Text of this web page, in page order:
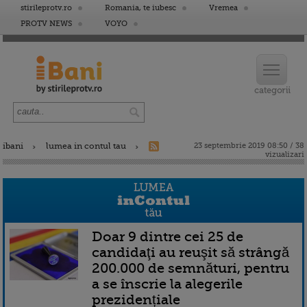
stirileprotv.ro Romania, te iubesc
Vremea
PROTV NEWS
VOYO
ibani lumea in contul tau
23 septembrie 2019 08:50 / 38
vizualizari
Doar 9 dintre cei 25 de
candidaţi au reuşit să strângă
200.000 de semnături, pentru
a se înscrie la alegerile
prezidențiale